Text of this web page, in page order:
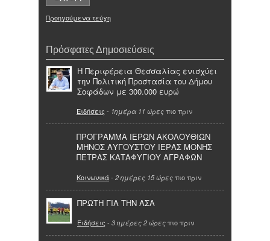
Προηγούμενα τεύχη
Πρόσφατες Δημοσιεύσεις
Η Περιφέρεια Θεσσαλίας ενισχύει
την Πολιτική Προστασία του Δήμου
Σοφάδων με 300.000 ευρώ
Ειδήσεις - 1ημέρα 11 ώρες πιο πριν
ΠΡΟΓΡΑΜΜΑ ΙΕΡΩΝ ΑΚΟΛΟΥΘΙΩΝ
ΜΗΝΟΣ ΑΥΓΟΥΣΤΟΥ ΙΕΡΑΣ ΜΟΝΗΣ
ΠΕΤΡΑΣ ΚΑΤΑΦΥΓΙΟΥ ΑΓΡΑΦΩΝ
Κοινωνικά- 2 ημέρες 15 ώρες πιο πριν
ΠΡΩΤΗ ΓΙΑ ΤΗΝ ΑΣΑ
Ειδήσεις - 3 ημέρες 2 ώρες πιο πριν